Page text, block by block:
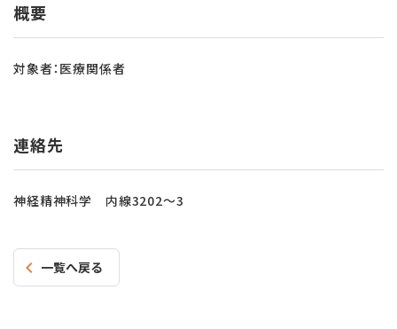
概要
対象者：医療関係者
連絡先
神経精神科学 内線3202～3
一覧へ戻る